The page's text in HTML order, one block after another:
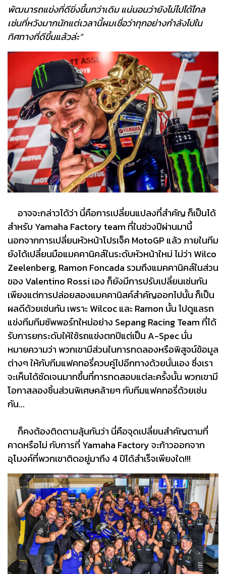
พัฒนารถแข่งที่ดีขิ่งขึ้นกว่าเดิม แน่นอนว่ายังไม่ไปได้ไกล
เช่นที่หวังมากนักแต่เวลานี้ผมเชื่อว่าทุกอย่างกำลังไปใน
ทิศทางที่ดีขึ้นแล้วล่ะ”
อาจจะกล่าวได้ว่า นี่คือการเปลี่ยนแปลงที่สำคัญ ก็เป็นได้
สำหรับ Yamaha Factory team ที่ในช่วงปีผ่านมานี้
นอกจากการเปลี่ยนหัวหน้าโปรเจ็ค MotoGP แล้ว ภายในทีม
ยังได้เปลี่ยนมือแมคคานิคส์ในระดับหัวหน้าใหม่ ไม่ว่า Wilco
Zeelenberg, Ramon Foncada รวมถึงแมคคานิคส์ในส่วน
ของ Valentino Rossi เอง ก็ยังมีการปรับเปลี่ยนเช่นกัน
เพียงแต่การปล่อยสองแมคคานิสค์สำคัญออกไปนั้น ก็เป็น
ผลดีด้วยเช่นกัน เพราะ Wilcoc และ Ramon นั้น ไปดูแลรถ
แข่งทีมทีมซัพพอร์ทใหม่อย่าง Sepang Racing Team ที่ได้
รับการยกระดับให้ใช้รถแข่งตกปีแต่เป็น A-Spec นั่น
หมายความว่า พวกเขามีส่วนในการทดลองหรือพิสูจน์ข้อมูล
ต่างๆ ให้กับทีมแฟคทอรี่ควบคู่ไปอีกทางด้วยนั่นเอง ซึ่งเรา
จะเห็นได้ชัดเจนมากขึ้นที่การทดสอบแต่ละครั้งนั้น พวกเขามี
โอกาสลองชิ้นส่วนพิเศษคล้ายๆ กับทีมแฟคทอรี่ด้วยเช่น
กัน...
ก็คงต้องติดตามลุ้นกันว่า นี่คือจุดเปลี่ยนสำคัญตามที่
คาดหรือไม่ กับการที่ Yamaha Factory จะก้าวออกจาก
อุโมงค์ที่พวกเขาติดอยู่มาถึง 4 ปีได้สำเร็จเพียงใด!!!